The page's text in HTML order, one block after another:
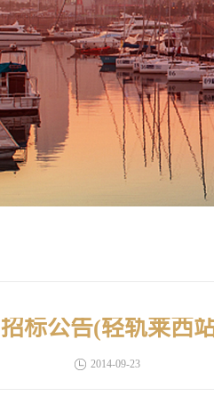
招标公告(轻轨莱西
2014-09-23